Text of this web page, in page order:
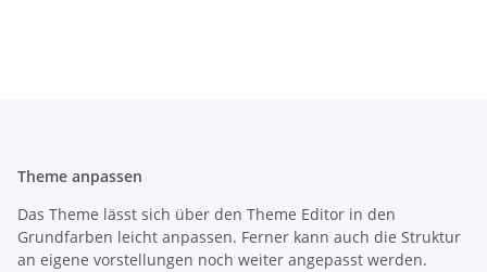
Theme anpassen
Das Theme lässt sich über den Theme Editor in den
Grundfarben leicht anpassen. Ferner kann auch die Struktur
an eigene vorstellungen noch weiter angepasst werden.